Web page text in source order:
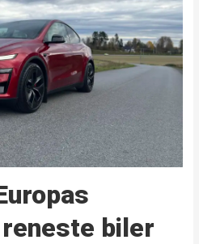
biler